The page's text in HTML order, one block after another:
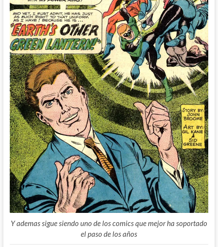
Y ademas sigue siendo uno de los comics que mejor ha soportado
el paso de los años